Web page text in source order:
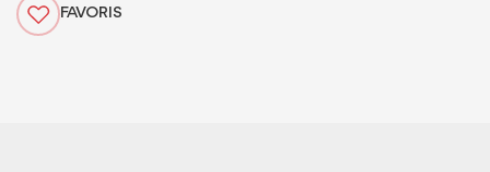
FAVORIS